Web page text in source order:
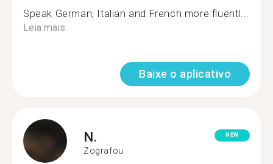
Speak German, Italian and French more fluentl...
Leia mais
Baixe o aplicativo
N.
Zografou
NEW